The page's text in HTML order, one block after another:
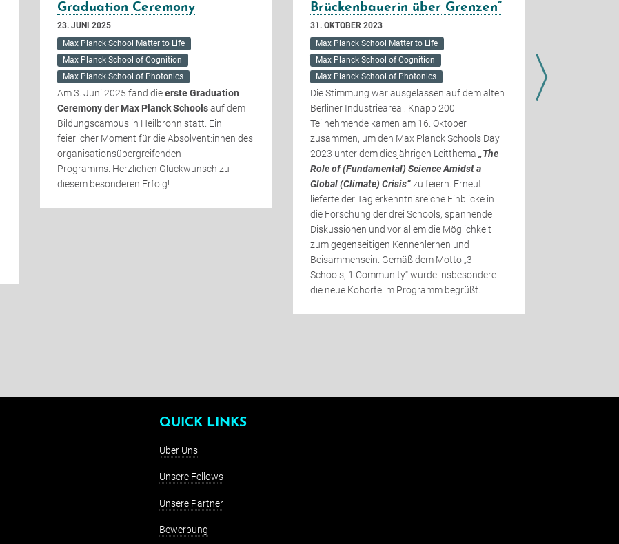
Graduation Ceremony
23. JUNI 2025
Max Planck School Matter to Life
Max Planck School of Cognition
Max Planck School of Photonics
Am 3. Juni 2025 fand dieerste Graduation
Ceremony der Max Planck Schoolsauf dem
Bildungscampus in Heilbronn statt. Ein
feierlicher Moment für die Absolvent:innen des
organisationsübergreifenden
Programms. Herzlichen Glückwunsch zu
diesem besonderen Erfolg!
Brückenbauerin über Grenzen“
31. OKTOBER 2023
Max Planck School Matter to Life
Max Planck School of Cognition
Max Planck School of Photonics
Die Stimmung war ausgelassen auf dem alten
Berliner Industrieareal: Knapp 200
Teilnehmende kamen am 16. Oktober
zusammen, um den Max Planck Schools Day
2023 unter dem diesjährigen Leitthema „The
Role of (Fundamental) Science Amidst a
Global (Climate) Crisis“zu feiern. Erneut
lieferte der Tag erkenntnisreiche Einblicke in
die Forschung der drei Schools, spannende
Diskussionen und vor allem die Möglichkeit
zum gegenseitigen Kennenlernen und
Beisammensein. Gemäß dem Motto „3
Schools, 1 Community“ wurde insbesondere
die neue Kohorte im Programm begrüßt.
QUICK LINKS
Über Uns
Unsere Fellows
Unsere Partner
Bewerbung